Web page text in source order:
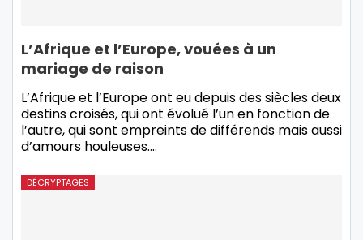
L’Afrique et l’Europe, vouées à un
mariage de raison
L’Afrique et l’Europe ont eu depuis des siècles deux
destins croisés, qui ont évolué l’un en fonction de
l’autre, qui sont empreints de différends mais aussi
d’amours houleuses.…
DÉCRYPTAGES